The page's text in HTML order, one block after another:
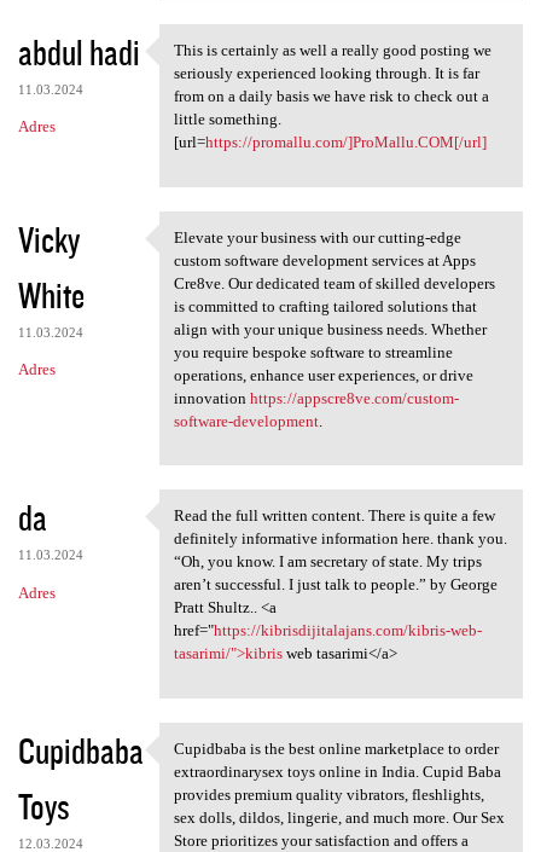
abdul hadi
11.03.2024
Adres
This is certainly as well a
This is certainly as well a really good posting we
seriously experienced looking through. It is far
from on a daily basis we have risk to check out a
little something.
[url=https://promallu.com/]ProMallu.COM[/url]
Vicky
White
11.03.2024
Adres
Elevate your business with
Elevate your business with our cutting-edge
custom software development services at Apps
Cre8ve. Our dedicated team of skilled developers
is committed to crafting tailored solutions that
align with your unique business needs. Whether
you require bespoke software to streamline
operations, enhance user experiences, or drive
innovation https://appscre8ve.com/custom-
software-development.
da
11.03.2024
Adres
Read the full written content
Read the full written content. There is quite a few
definitely informative information here. thank you.
“Oh, you know. I am secretary of state. My trips
aren’t successful. I just talk to people.” by George
Pratt Shultz.. <a
href="https://kibrisdijitalajans.com/kibris-web-
tasarimi/">kibrisweb tasarimi</a>
Cupidbaba
Toys
12.03.2024
Cupidbaba is the best online
Cupidbaba is the best online marketplace to order
extraordinarysex toys online in India. Cupid Baba
provides premium quality vibrators, fleshlights,
sex dolls, dildos, lingerie, and much more. Our Sex
Store prioritizes your satisfaction and offers a